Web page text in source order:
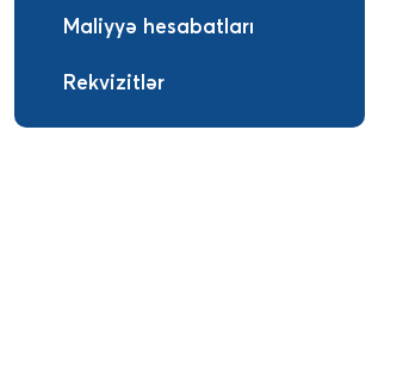
Maliyyə hesabatları
Rekvizitlər